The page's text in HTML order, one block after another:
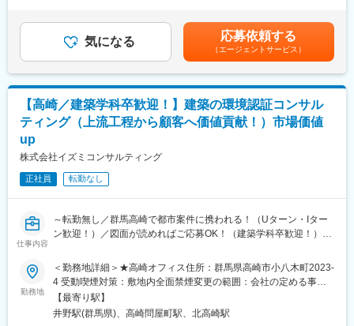
虎の門ヒルズや羽田国際ターミナルビル、中之島フェスティバル
タワー、シンガポールのマリーナベイサンズなどの有名施設の実
績が多数ございます。
■当社の特徴：
創業以来70期連続黒字を継続する安定性を誇り、「地域冷暖房シ
ステム」で業界No.1のシェアを獲得しています。虎の門ヒルズや
ポールのマリーナベイサンズなどの有名施設の実績が多数ござい
ます。
変更の範囲：会社の定める業務
■働き方：現場によっては直行直帰も可能であり、柔軟な働き方が
可能です。残業がほとんどなく、社員のみなさんはほとんど定時
で帰宅され、プライベートも充実されています。当社の方針であ
ろん振替休日を取得して頂けます。
■組織構成：年齢層は30～60代と幅広くご活躍中です。若手の新
しい風をお待ちしております。
心、社会に対する奉仕の心をもって仕事ができるよう社員が働き
構築に邁進しております。地域の人々がより安全で穏やかな生活
な生産施設や事務所、商業施設や教育福祉施設、集合住宅やその
他の建築物、個性豊かで快適な住宅、安全な道路や河川改修等、
建設業者として、日々技術力と提案力の向上に努めております。
■施工実績：建築事業（児童相談所や温泉施設、市役所などの公共
施設や、事務所や工場、商業施設、教育・福祉施設など）／土木
事業(IC、県道、橋梁、排水路、公園など）
気になる 応募依頼する
（エージェントサービス）
【高崎／建築学科卒歓迎！】建築の環境認証コンサル
ティング（上流工程から顧客へ価値貢献！）市場価値
up
株式会社イズミコンサルティング
正社員 転勤なし
仕事内容
～転勤無し／群馬高崎で都市案件に携われる！（Uターン・Iター
ン歓迎！）／図面が読めればご応募OK！（建築学科卒歓迎！）／
ネ需要！将来の市場価値が高い仕事～
■当社について：
省エネ性能評価と避難安全検証を専門とする建築コンサルティン
グ企業です。全国の設計事務所・ゼネコンと直接協働し、建物の
勤務地
＜勤務地詳細＞★高崎オフィス住所：群馬県高崎市小八木町2023-
4 受動喫煙対策：敷地内全面禁煙変更の範囲：会社の定める事業
所【最寄り駅】
井野駅(群馬県)、高崎問屋町駅、北高崎駅